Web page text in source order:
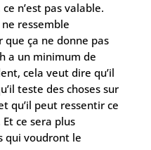
n’est pas valable.
ressemble
que ça ne donne pas
a un minimum de
cela veut dire qu’il
teste des choses sur
qu’il peut ressentir ce
ce sera plus
qui voudront le